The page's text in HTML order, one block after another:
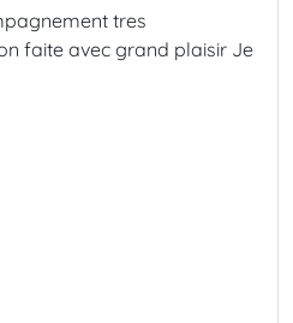
tres
faite avec grand plaisir Je